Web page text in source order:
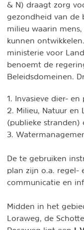
& N) draagt zorg
gezondheid van de
milieu waarin
kunnen
ministerie voor
benoemt de
Beleidsdomeinen.
1. Invasieve dier-
2. Milieu, Natuur en
(publieke stranden)
3.
De te gebruiken
plan zijn o.a. regel-
communicatie en
Midden in het
Loraweg, de